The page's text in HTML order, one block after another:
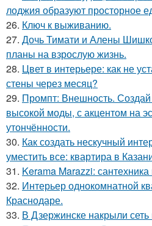
лоджия образуют просторное
26. Ключ к выживанию.
27. Дочь Тимати и Алены
планы на взрослую жизнь.
28. Цвет в интерьере: как не
стены через месяц?
29. Промпт: Внешность.
высокой моды, с акцентом на
утончённости.
30. Как создать нескучный
уместить все: квартира в
31. Kerama Marazzi: сантехника
32. Интерьер однокомнатной
Краснодаре.
33. В Дзержинске накрыли сеть